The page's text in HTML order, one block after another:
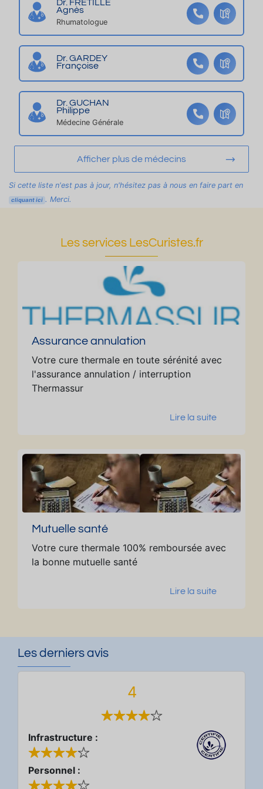
at
ui
t),
gr
a
n
d
te
rr
ai
n
ur
é
a
x,
a
v
e
c
T
er
a
s
s
e
e
Dr. FRETILLE
Agnès
Rhumatologue
Dr. GARDEY
Françoise
Dr. GUCHAN
Philippe
Médecine Générale
Afficher plus de médecins
Si cette liste n'est pas à jour, n'hésitez pas à nous en faire part en
cliquant ici . Merci.
Les services LesCuristes.fr
Assurance annulation
Votre cure thermale en toute sérénité avec
l'assurance annulation / interruption
Thermassur
Lire la suite
Mutuelle santé
Votre cure thermale 100% remboursée avec
la bonne mutuelle santé
Lire la suite
Les derniers avis
4
Infrastructure :
Personnel :